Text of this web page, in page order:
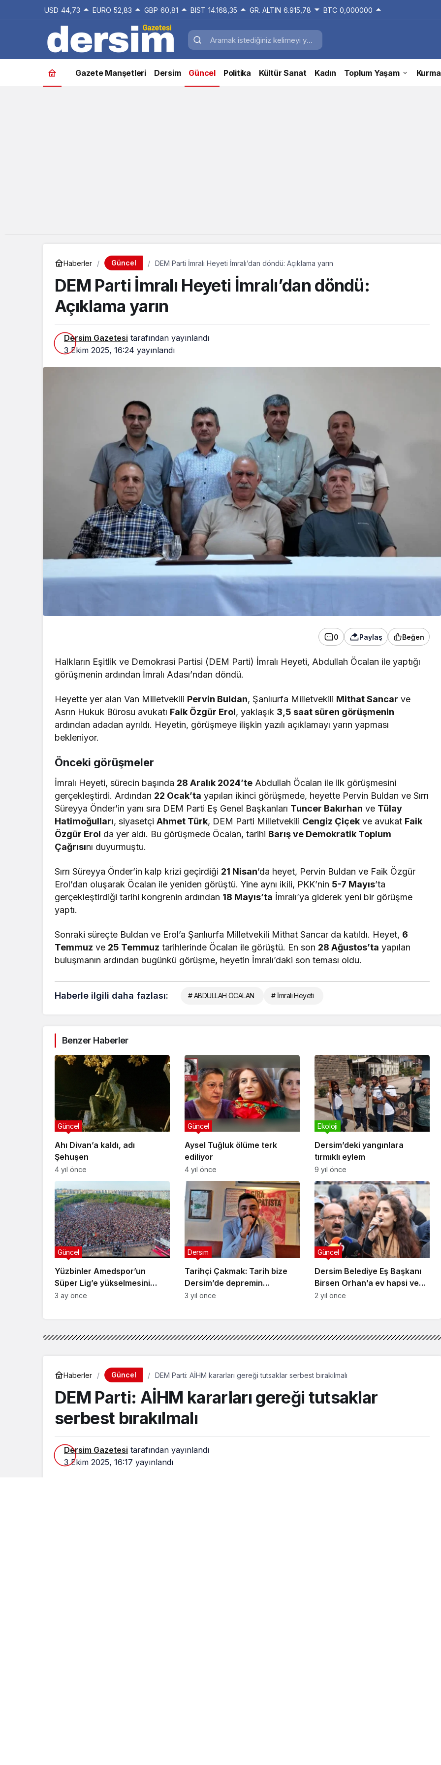
USD 44,73 EURO 52,83 GBP 60,81 BIST 14.168,35 GR. ALTIN 6.915,78 BTC 0,000000
Gazete Manşetleri Dersim Güncel Politika Kültür Sanat Kadın Toplum Yaşam
Haberler Güncel DEM Parti İmralı Heyeti İmralı’dan döndü: Açıklama yarın
DEM Parti İmralı Heyeti İmralı’dan döndü:
Açıklama yarın
Dersim Gazetesi tarafından yayınlandı
3 Ekim 2025, 16:24 yayınlandı
0 Paylaş Beğen
Halkların Eşitlik ve Demokrasi Partisi (DEM Parti) İmralı Heyeti, Abdullah Öcalan ile yaptığı
görüşmenin ardından İmralı Adası’ndan döndü.
Heyette yer alan Van Milletvekili Pervin Buldan, Şanlıurfa Milletvekili Mithat Sancar ve
Asrın Hukuk Bürosu avukatı Faik Özgür Erol, yaklaşık 3,5 saat süren görüşmenin
ardından adadan ayrıldı. Heyetin, görüşmeye ilişkin yazılı açıklamayı yarın yapması
bekleniyor.
Önceki görüşmeler
İmralı Heyeti, sürecin başında 28 Aralık 2024’te Abdullah Öcalan ile ilk görüşmesini
gerçekleştirdi. Ardından 22 Ocak’ta yapılan ikinci görüşmede, heyette Pervin Buldan ve Sırrı
Süreyya Önder’in yanı sıra DEM Parti Eş Genel Başkanları Tuncer Bakırhan ve Tülay
Hatimoğulları, siyasetçiAhmet Türk, DEM Parti Milletvekili Cengiz Çiçek ve avukat Faik
Özgür Erol da yer aldı. Bu görüşmede Öcalan, tarihi Barış ve Demokratik Toplum
Çağrısını duyurmuştu.
Sırrı Süreyya Önder’in kalp krizi geçirdiği 21 Nisan’da heyet, Pervin Buldan ve Faik Özgür
Erol’dan oluşarak Öcalan ile yeniden görüştü. Yine aynı ikili, PKK’nin 5-7 Mayıs’ta
gerçekleştirdiği tarihi kongrenin ardından 18 Mayıs’ta İmralı’ya giderek yeni bir görüşme
yaptı.
Sonraki süreçte Buldan ve Erol’a Şanlıurfa Milletvekili Mithat Sancar da katıldı. Heyet, 6
Temmuz ve 25 Temmuz tarihlerinde Öcalan ile görüştü. En son 28 Ağustos’ta yapılan
buluşmanın ardından bugünkü görüşme, heyetin İmralı’daki son teması oldu.
Haberle ilgili daha fazlası: # ABDULLAH ÖCALAN # İmralı Heyeti
Benzer Haberler
Ahı Divan’a kaldı, adı
Şehuşen
Güncel
4 yıl önce
Aysel Tuğluk ölüme terk
ediliyor
Güncel
4 yıl önce
Dersim’deki yangınlara
tırmıklı eylem
Ekoloji
9 yıl önce
Yüzbinler Amedspor’un
Süper Lig’e yükselmesini
kutladı
Güncel
3 ay önce
Tarihçi Çakmak: Tarih bize
Dersim’de depremin
kaçınılmazlığını gösteriyor
Dersim
3 yıl önce
Dersim Belediye Eş Başkanı
Birsen Orhan’a ev hapsi ve
yurtdışı yasağı
Güncel
2 yıl önce
Avrupa’da yetişen Dêrsîmli
çocuklar, memleketlerinde
konser verdi
Haberler Güncel DEM Parti: AİHM kararları gereği tutsaklar serbest bırakılmalı
DEM Parti: AİHM kararları gereği tutsaklar
serbest bırakılmalı
Dersim Gazetesi tarafından yayınlandı
3 Ekim 2025, 16:17 yayınlandı